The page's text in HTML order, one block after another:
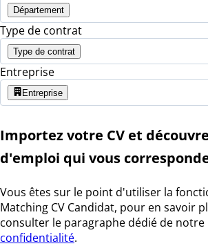
Département
Type de contrat
Type de contrat
Entreprise
Entreprise
Importez votre CV et
d'emploi qui vous
Vous êtes sur le point d'utiliser la
Matching CV Candidat, pour en savoir
consulter le paragraphe dédié de notre
confidentialité.